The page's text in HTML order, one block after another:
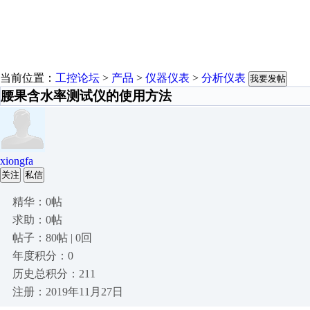
当前位置： 工控论坛 > 产品 > 仪器仪表 > 分析仪表 我要发帖
腰果含水率测试仪的使用方法
xiongfa
关注 私信
精华：0帖
求助：0帖
帖子：80帖 | 0回
年度积分：0
历史总积分：211
注册：2019年11月27日